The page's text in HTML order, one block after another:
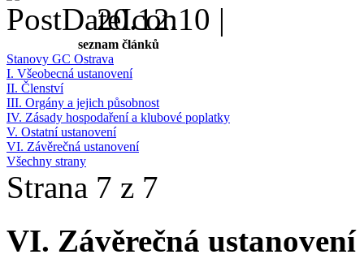
20.12.10 |
seznam článků
Stanovy GC Ostrava
I. Všeobecná ustanovení
II. Členství
III. Orgány a jejich působnost
IV. Zásady hospodaření a klubové poplatky
V. Ostatní ustanovení
VI. Závěrečná ustanovení
Všechny strany
Strana 7 z 7
VI. Závěrečná ustanovení